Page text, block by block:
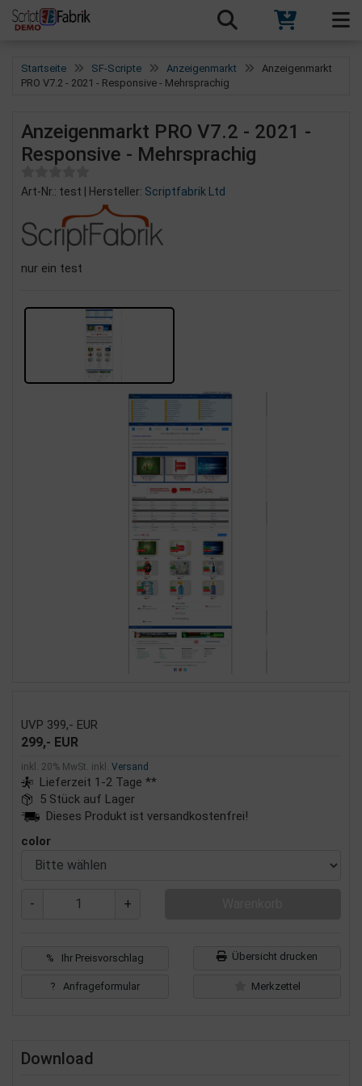
Startseite SF-Scripte Anzeigenmarkt
Anzeigenmarkt
PRO V7.2 - 2021 - Responsive - Mehrsprachig
Anzeigenmarkt PRO V7.2 - 2021 -
Responsive - Mehrsprachig
Art-Nr.: test | Hersteller: Scriptfabrik Ltd
nur ein test
UVP 399,- EUR
299,- EUR
inkl. 20% MwSt. inkl. Versand
Lieferzeit 1-2 Tage **
5 Stück auf Lager
Dieses Produkt ist versandkostenfrei!
color
- +
% Ihr Preisvorschlag Übersicht drucken
? Anfrageformular Merkzettel
Download